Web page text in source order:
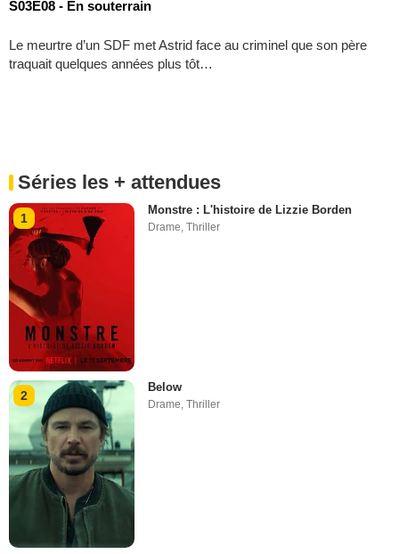
S03E08 - En souterrain
Le meurtre d’un SDF met Astrid face au criminel que son père
traquait quelques années plus tôt…
Séries les + attendues
1
Monstre : L'histoire de Lizzie Borden
Drame,Thriller
2
Below
Drame ,Thriller